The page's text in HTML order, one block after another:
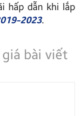
hấp dẫn khi lắp
2023.
bài viết